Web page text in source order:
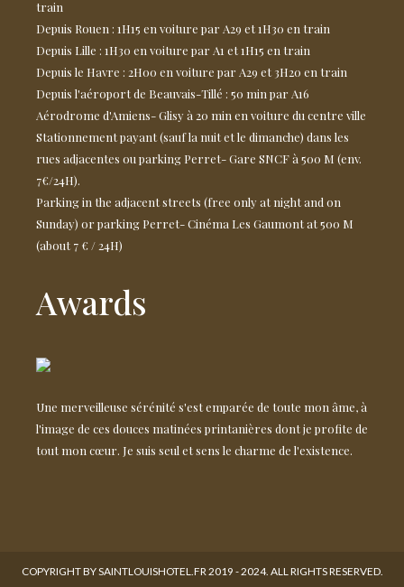
train
Depuis Rouen : 1H15 en voiture par A29 et 1H30 en train
Depuis Lille : 1H30 en voiture par A1 et 1H15 en train
Depuis le Havre : 2H00 en voiture par A29 et 3H20 en train
Depuis l'aéroport de Beauvais-Tillé : 50 min par A16
Aérodrome d'Amiens- Glisy à 20 min en voiture du centre ville
Stationnement payant (sauf la nuit et le dimanche) dans les
rues adjacentes ou parking Perret- Gare SNCF à 500 M (env.
7€/24H).
Parking in the adjacent streets (free only at night and on
Sunday) or parking Perret- Cinéma Les Gaumont at 500 M
(about 7 € / 24H)
Awards
Une merveilleuse sérénité s'est emparée de toute mon âme, à
l'image de ces douces matinées printanières dont je profite de
tout mon cœur. Je suis seul et sens le charme de l'existence.
COPYRIGHT BY SAINTLOUISHOTEL.FR 2019 - 2024. ALL RIGHTS RESERVED.